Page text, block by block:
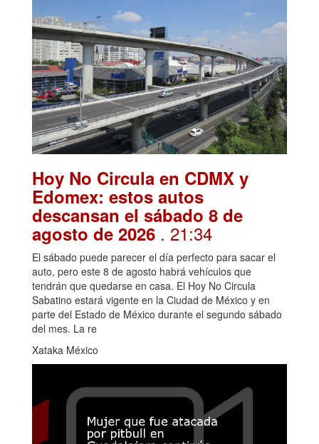
Hoy No Circula en CDMX y
Edomex: estos autos
descansan el sábado 8 de
agosto de 2026 . 21:34
El sábado puede parecer el día perfecto para sacar el
auto, pero este 8 de agosto habrá vehículos que
tendrán que quedarse en casa. El Hoy No Circula
Sabatino estará vigente en la Ciudad de México y en
parte del Estado de México durante el segundo sábado
del mes. La re
Xataka México